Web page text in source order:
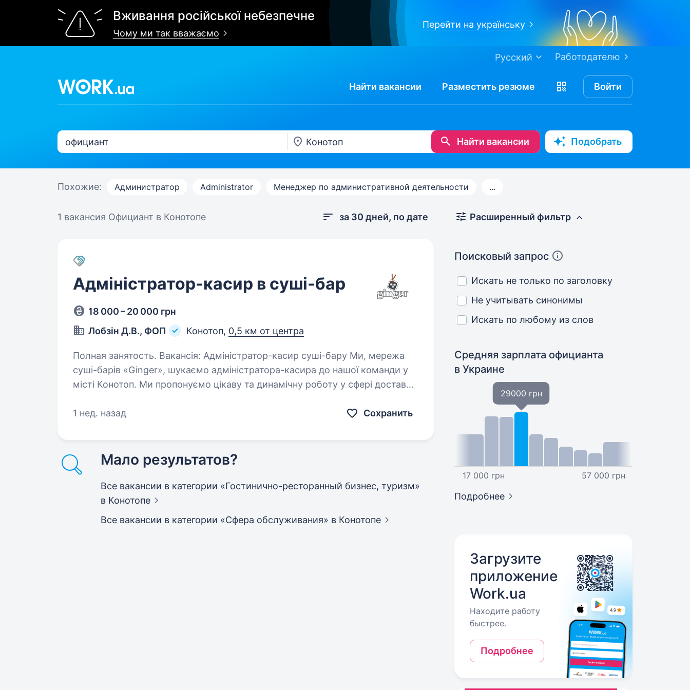
Вживання російської небезпечне
Чому ми так вважаємо
Перейти на українську
Работодателю
Русский
Найти вакансии Разместить резюме Войти
Найти вакансии Подобрать
Похожие: Администратор Administrator Менеджер по административной деятельности ...
1 вакансия Официант в Конотопе за 30 дней, по дате
Адміністратор-касир в суші-бар
18 000 – 20 000 грн
Лобзін Д.В., ФОП
Конотоп, 0,5 км от центра
Полная занятость. Вакансія: Адміністратор-касир суші-бару Ми, мережа
суші-барів «Ginger», шукаємо адміністратора-касира до нашої команди у
місті Конотоп. Ми пропонуємо цікаву та динамічну роботу у сфері доставки
1 нед. назад
Сохранить
Мало результатов?
Все вакансии в категории «Гостинично-ресторанный бизнес, туризм»
в Конотопе
Все вакансии в категории «Сфера обслуживания» в Конотопе
Расширенный фильтр
Поисковый запрос
Искать не только по заголовку
Не учитывать синонимы
Искать по любому из слов
Средняя зарплата официанта
в Украине
17 000 грн
29000 грн
57 000 грн
Подробнее
Загрузите
приложение
Work.ua
Находите работу
быстрее.
Подробнее